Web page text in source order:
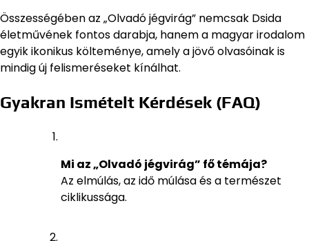
Összességében az „Olvadó jégvirág” nemcsak Dsida
életművének fontos darabja, hanem a magyar irodalom
egyik ikonikus költeménye, amely a jövő olvasóinak is
mindig új felismeréseket kínálhat.
Gyakran Ismételt Kérdések (FAQ)
Mi az „Olvadó jégvirág” fő témája?
Az elmúlás, az idő múlása és a természet
ciklikussága.